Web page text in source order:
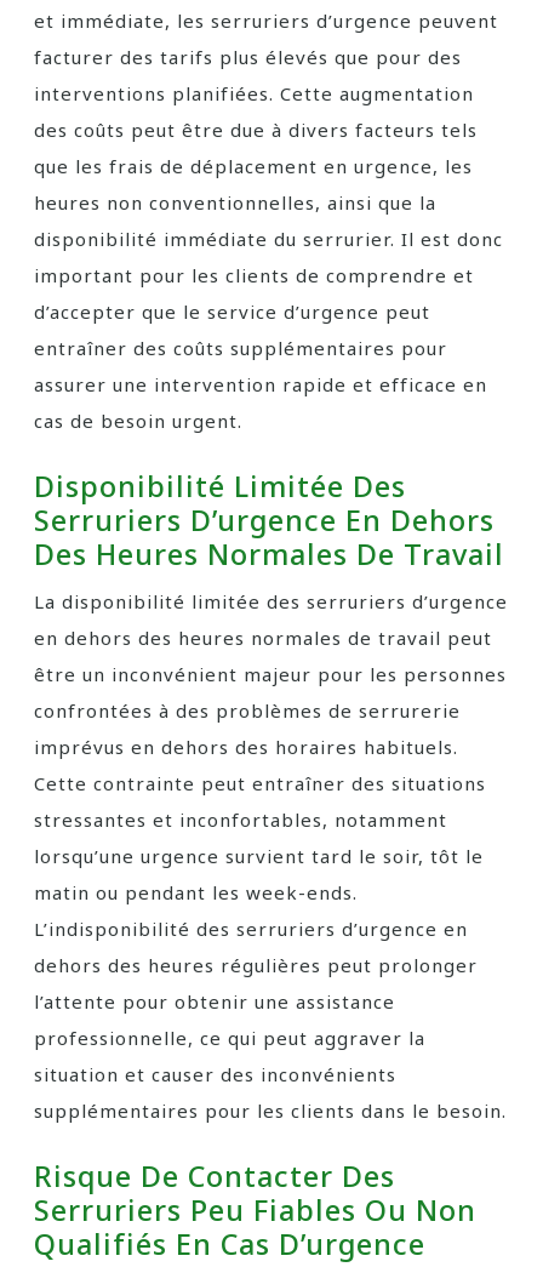
et immédiate, les serruriers d’urgence peuvent
facturer des tarifs plus élevés que pour des
interventions planifiées. Cette augmentation
des coûts peut être due à divers facteurs tels
que les frais de déplacement en urgence, les
heures non conventionnelles, ainsi que la
disponibilité immédiate du serrurier. Il est donc
important pour les clients de comprendre et
d’accepter que le service d’urgence peut
entraîner des coûts supplémentaires pour
assurer une intervention rapide et efficace en
cas de besoin urgent.
Disponibilité Limitée Des
Serruriers D’urgence En Dehors
Des Heures Normales De Travail
La disponibilité limitée des serruriers d’urgence
en dehors des heures normales de travail peut
être un inconvénient majeur pour les personnes
confrontées à des problèmes de serrurerie
imprévus en dehors des horaires habituels.
Cette contrainte peut entraîner des situations
stressantes et inconfortables, notamment
lorsqu’une urgence survient tard le soir, tôt le
matin ou pendant les week-ends.
L’indisponibilité des serruriers d’urgence en
dehors des heures régulières peut prolonger
l’attente pour obtenir une assistance
professionnelle, ce qui peut aggraver la
situation et causer des inconvénients
supplémentaires pour les clients dans le besoin.
Risque De Contacter Des
Serruriers Peu Fiables Ou Non
Qualifiés En Cas D’urgence